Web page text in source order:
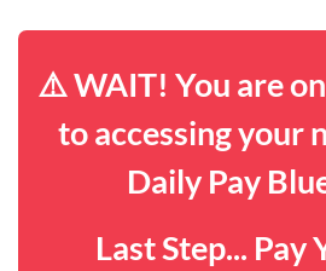
⚠️ WAIT! You are
to accessing your
Daily Pay
Last Step... Pay